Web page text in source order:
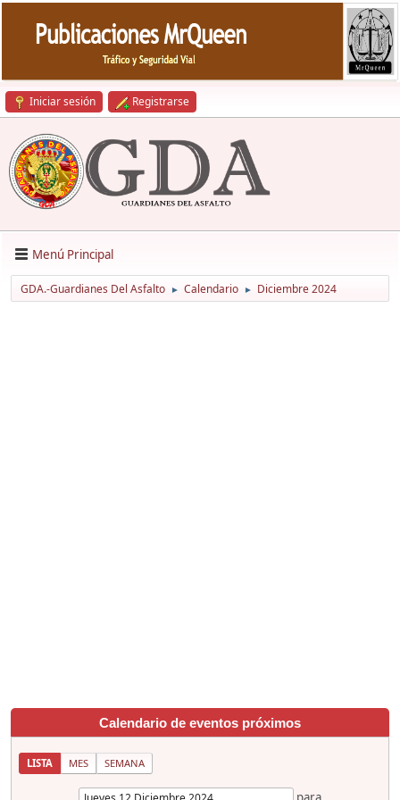
Iniciar sesión Registrarse
Menú Principal
GDA.-Guardianes Del Asfalto ► Calendario ► Diciembre 2024
Calendario de eventos próximos
LISTA MES SEMANA